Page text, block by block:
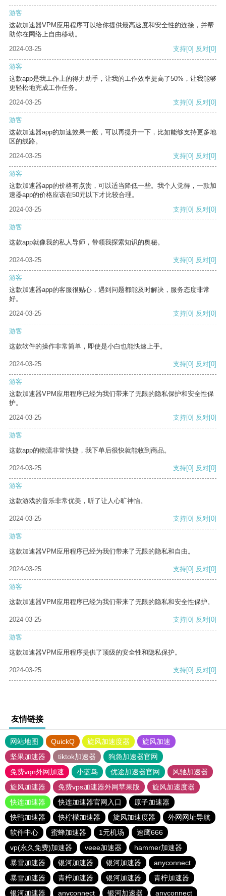
游客
这款加速器VPM应用程序可以给你提供最高速度和安全性的连接，并帮
助你在网络上自由移动。
2024-03-25
支持[0] 反对[0]
游客
这款app是我工作上的得力助手，让我的工作效率提高了50%，让我能够
更轻松地完成工作任务。
2024-03-25
支持[0] 反对[0]
游客
这款加速器app的加速效果一般，可以再提升一下，比如能够支持更多地
区的线路。
2024-03-25
支持[0] 反对[0]
游客
这款加速器app的价格有点贵，可以适当降低一些。我个人觉得，一款加
速器app的价格应该在50元以下才比较合理。
2024-03-25
支持[0] 反对[0]
游客
这款app就像我的私人导师，带领我探索知识的奥秘。
2024-03-25 支持[0] 反对[0]
游客
这款加速器app的客服很贴心，遇到问题都能及时解决，服务态度非常
好。
2024-03-25
支持[0] 反对[0]
游客
这款软件的操作非常简单，即使是小白也能快速上手。
2024-03-25 支持[0] 反对[0]
游客
这款加速器VPM应用程序已经为我们带来了无限的隐私保护和安全性保
护。
2024-03-25
支持[0] 反对[0]
游客
这款app的物流非常快捷，我下单后很快就能收到商品。
2024-03-25 支持[0] 反对[0]
游客
这款游戏的音乐非常优美，听了让人心旷神怡。
2024-03-25 支持[0] 反对[0]
游客
这款加速器VPM应用程序已经为我们带来了无限的隐私和自由。
2024-03-25 支持[0] 反对[0]
游客
这款加速器VPM应用程序已经为我们带来了无限的隐私和安全性保护。
2024-03-25 支持[0] 反对[0]
游客
这款加速器VPM应用程序提供了顶级的安全性和隐私保护。
2024-03-25 支持[0] 反对[0]
友情链接
网站地图 QuickQ 旋风加速度器
旋风加速
坚果加速器
tiktok加速器
狗急加速器官网
免费vqn外网加速
小蓝鸟 优途加速器官网
风驰加速器
旋风加速器
免费vps加速器外网苹果版
旋风加速度器
快连加速器
快连加速器官网入口
原子加速器
快鸭加速器
快柠檬加速器 旋风加速度器
外网网址导航
软件中心
蜜蜂加速器 1元机场
速鹰666
vp(永久免费)加速器
veee加速器
hammer加速器
暴雪加速器
银河加速器 银河加速器
anyconnect
暴雪加速器
青柠加速器 银河加速器
青柠加速器
银河加速器
anyconnect 银河加速器 anyconnect